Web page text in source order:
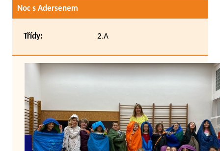
Noc s Adersenem
Třídy: 2.A